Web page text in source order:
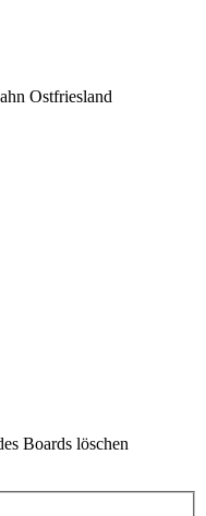
Ostfriesland
Boards löschen